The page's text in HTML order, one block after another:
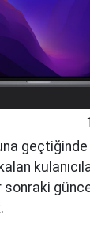
sonraki